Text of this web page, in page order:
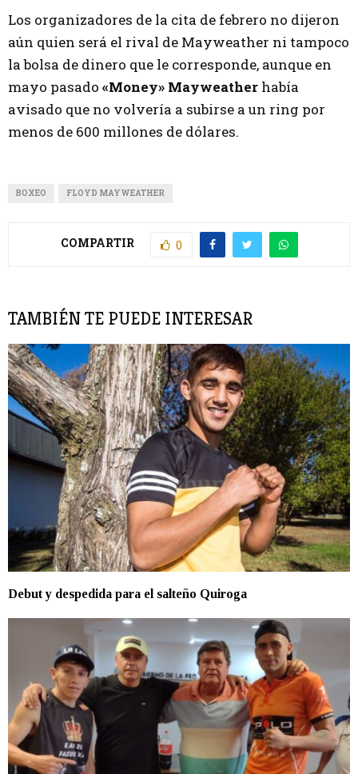
Los organizadores de la cita de febrero no dijeron
aún quien será el rival de Mayweather ni tampoco
la bolsa de dinero que le corresponde, aunque en
mayo pasado «Money» Mayweather había
avisado que no volvería a subirse a un ring por
menos de 600 millones de dólares.
BOXEO FLOYD MAYWEATHER
COMPARTIR 0
TAMBIÉN TE PUEDE INTERESAR
Debut y despedida para el salteño Quiroga